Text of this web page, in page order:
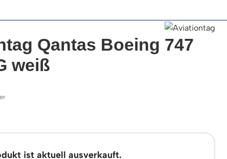
Qantas Boeing 747
weiß
ist aktuell ausverkauft.